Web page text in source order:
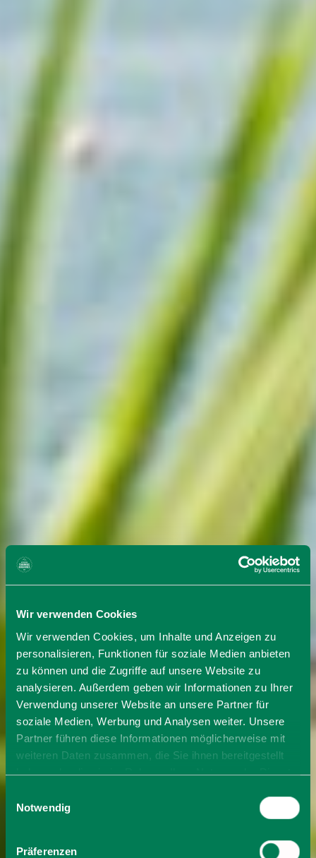
Wir verwenden Cookies
Wir verwenden Cookies, um Inhalte und Anzeigen zu
personalisieren, Funktionen für soziale Medien anbieten
zu können und die Zugriffe auf unsere Website zu
analysieren. Außerdem geben wir Informationen zu Ihrer
Verwendung unserer Website an unsere Partner für
soziale Medien, Werbung und Analysen weiter. Unsere
Partner führen diese Informationen möglicherweise mit
weiteren Daten zusammen, die Sie ihnen bereitgestellt
haben oder die sie im Rahmen Ihrer Nutzung der Dienste
Cookies, wenn Sie unsere Webseite weiterhin nutzen.
Notwendig
Präferenzen